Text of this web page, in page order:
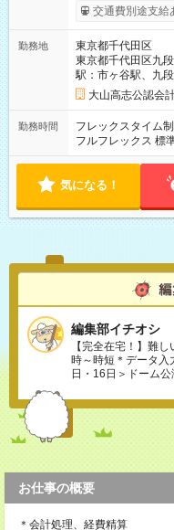
期間の長さ：3ヶ
交通費別途支給
勤務地
東京都千代田区
東京都千代田区九
駅：市ヶ谷駅、九段
大山高志公認会
勤務時間
フレックスタイム制
フルフレックス 標
気になる！
編集部イチオシ
【完全在宅！】難
時～時短＊データ入
日・16日＞ドーム
お仕事の概要
＊会計処理、経費精算